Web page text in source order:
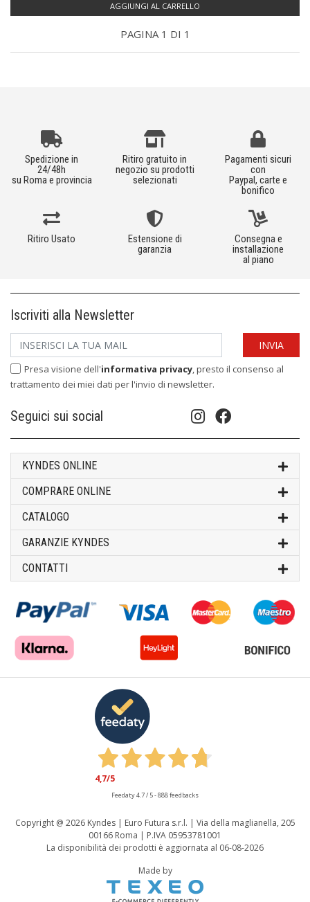
AGGIUNGI AL CARRELLO
PAGINA 1 DI 1
Spedizione in
24/48h
su Roma e provincia
Ritiro gratuito in
negozio su prodotti
selezionati
Pagamenti sicuri
con
Paypal, carte e
bonifico
Ritiro Usato
Estensione di
garanzia
Consegna e
installazione
al piano
Iscriviti alla Newsletter
Presa visione dell'informativa privacy, presto il consenso al
trattamento dei miei dati per l'invio di newsletter.
Seguici sui social
KYNDES ONLINE
COMPRARE ONLINE
CATALOGO
GARANZIE KYNDES
CONTATTI
Copyright @ 2026 Kyndes | Euro Futura s.r.l. | Via della maglianella, 205
00166 Roma | P.IVA 05953781001
La disponibilità dei prodotti è aggiornata al 06-08-2026
4,7/5
Feedaty4.7/ 5-888feedbacks
Made by